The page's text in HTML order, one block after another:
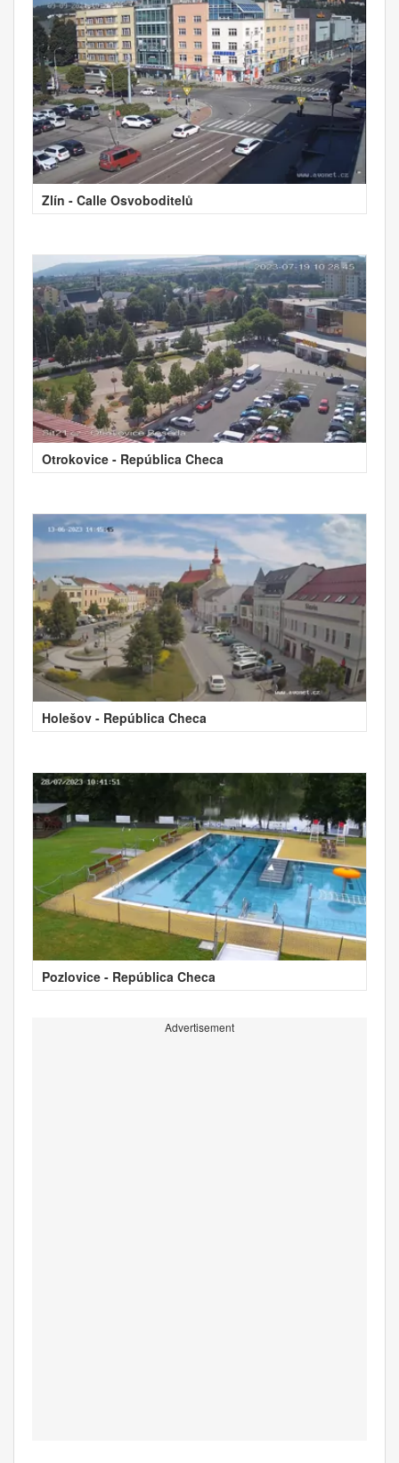
Zlín - Calle Osvoboditelů
Otrokovice - República Checa
Holešov - República Checa
Pozlovice - República Checa
Advertisement